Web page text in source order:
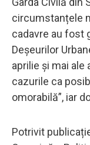
circumstanțele
cadavre au fost
Deșeurilor
aprilie și mai
cazurile ca
omorabilă”, iar
Potrivit